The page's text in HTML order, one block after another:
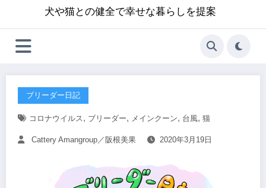
犬や猫との健全で幸せな暮らしを提案
ブリーダー日記
コロナウイルス, ブリーダー, メインクーン, 台風, 猫
Cattery Amangroup／阪根美果 2020年3月19日